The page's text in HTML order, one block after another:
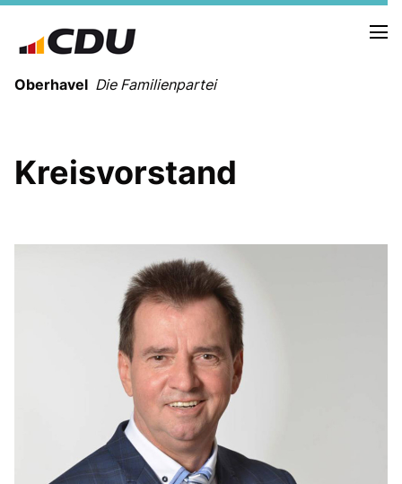
Oberhavel Die Familienpartei
NEUIGKEITEN
KREISVORSTAND
ORTSVERBÄNDE
VEREINIGUNGEN
Kreistagsfraktion
Leitprogramm der CDU Oberhavel
BILDER
Mitmachen
Kreisvorstand